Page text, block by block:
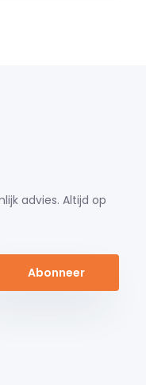
advies. Altijd op
Abonneer